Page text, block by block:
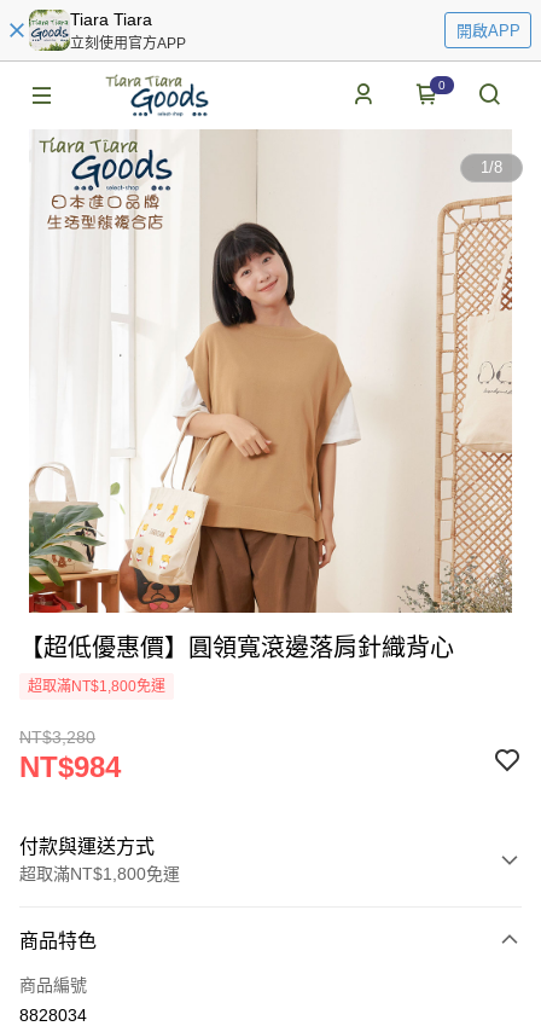
Tiara Tiara
立刻使用官方APP
開啟APP
0
1/8
【超低優惠價】圓領寬滾邊落肩針織背心
超取滿NT$1,800免運
NT$3,280
NT$984
付款與運送方式
超取滿NT$1,800免運
信用卡一次付款
超商取貨付款
商品特色
商品編號
8828034